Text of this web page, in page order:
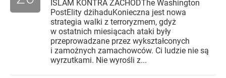
ISLAM KONTRA ZACHÓDThe Washington
PostElity dżihaduKonieczna jest nowa
strategia walki z terroryzmem, gdyż
w ostatnich miesiącach ataki były
przeprowadzane przez wykształconych
i zamożnych zamachowców. Ci ludzie nie są
wyrzutkami. Nie wyrośli z...